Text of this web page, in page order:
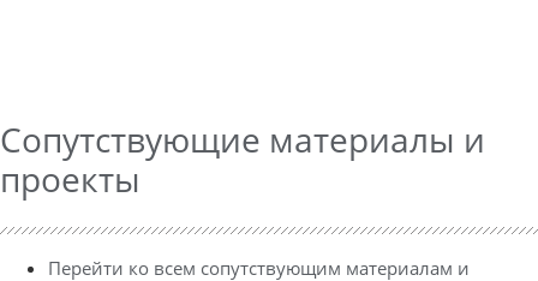
Сопутствующие материалы и
проекты
Перейти ко всем сопутствующим материалам и